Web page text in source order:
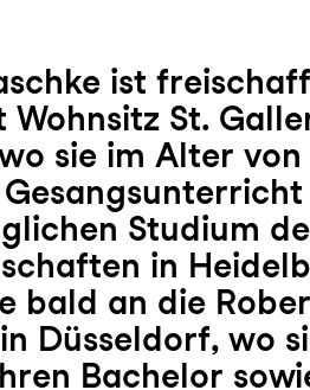
ist
Wohnsitz St.
sie im Alter von
Studium
in
bald an die
Düsseldorf, wo
Bachelor